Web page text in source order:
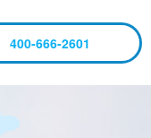
400-666-2601